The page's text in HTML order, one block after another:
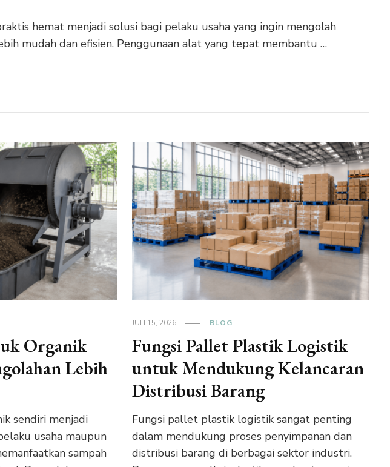
hemat menjadi solusi bagi pelaku usaha yang ingin mengolah
mudah dan efisien. Penggunaan alat yang tepat membantu …
Organik
Lebih
sendiri menjadi
usaha maupun
sampah
JULI 15, 2026 BLOG
Fungsi Pallet Plastik Logistik
untuk Mendukung Kelancaran
Distribusi Barang
Fungsi pallet plastik logistik sangat penting
dalam mendukung proses penyimpanan dan
distribusi barang di berbagai sektor industri.